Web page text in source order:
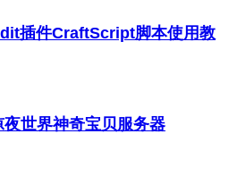
插件CraftScript脚本使用教
世界神奇宝贝服务器